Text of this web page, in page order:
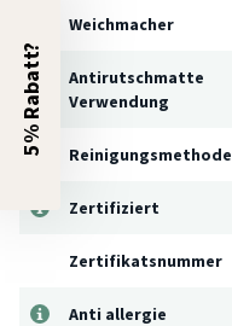
Weichmacher
Antirutschmatte
Verwendung
Reinigungsmethode
Zertifiziert
Zertifikatsnummer
Anti allergie
5% Rabatt?